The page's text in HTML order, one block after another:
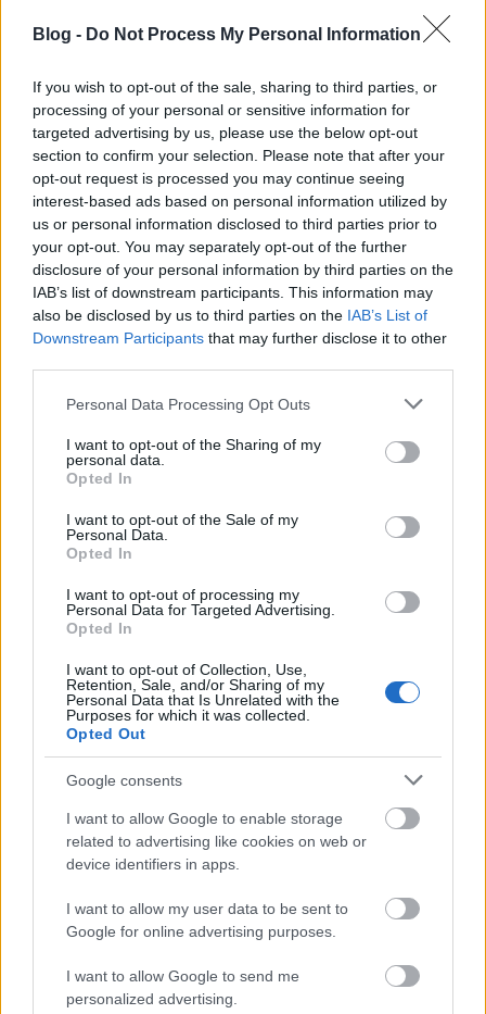
Blog - Do Not Process My Personal Information
If you wish to opt-out of the sale, sharing to third parties, or
processing of your personal or sensitive information for
targeted advertising by us, please use the below opt-out
section to confirm your selection. Please note that after your
opt-out request is processed you may continue seeing
interest-based ads based on personal information utilized by
us or personal information disclosed to third parties prior to
your opt-out. You may separately opt-out of the further
disclosure of your personal information by third parties on the
IAB’s list of downstream participants. This information may
also be disclosed by us to third parties on the IAB’s List of
Downstream Participants that may further disclose it to other
Please note that this website/app uses one or more Google
not limited to your visit or usage behaviour. You may click to
grant or deny consent to Google and its third-party tags to
use your data for below specified purposes in below Google
consent section.
Personal Data Processing Opt Outs
I want to opt-out of the Sharing of my
personal data.
Opted In
I want to opt-out of the Sale of my
Personal Data.
Opted In
I want to opt-out of processing my
Personal Data for Targeted Advertising.
Opted In
I want to opt-out of Collection, Use,
Retention, Sale, and/or Sharing of my
Personal Data that Is Unrelated with the
Purposes for which it was collected.
Opted Out
Google consents
I want to allow Google to enable storage
related to advertising like cookies on web or
device identifiers in apps.
I want to allow my user data to be sent to
Google for online advertising purposes.
I want to allow Google to send me
personalized advertising.
kommunista röhögve és zavartalanul avathatja egy
No_Fidesz_No_Problem
14 éve
@Kutchek:
"A mocskos kapitalisták meg az IMF hiteléből!"
Hát persze, kisökör.
Mert nemzetgazdaság, meg termelés, az nem volt.
Csak hitel, oszt jónapot.
14 éve
@Gyurcsány egy mocskos közokirathamisító
adócsaló !:
"mint Szállasyék alatt."
Ki volt az a "SZÁLLASY" aranybogaram?
No_Fidesz_No_Problem
14 éve
@sivatagi n.:
"Ennyit tud a Fidesz,"